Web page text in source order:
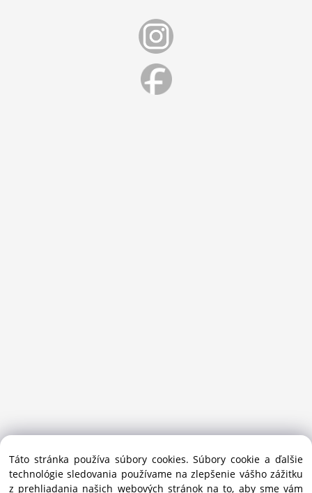
bežecké lyžovanie.
Ako prémiový partner Salomon pomáhame športovcom
Táto stránka používa súbory cookies. Súbory cookie a ďalšie
technológie sledovania používame na zlepšenie vášho zážitku
z prehliadania našich webových stránok na to, aby sme vám